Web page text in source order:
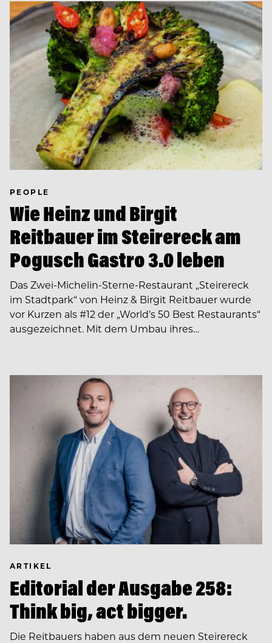
PEOPLE
Wie Heinz und Birgit
Reitbauer im Steirereck am
Pogusch Gastro 3.0 leben
Das Zwei-Michelin-Sterne-Restaurant „Steirereck
im Stadtpark“ von Heinz & Birgit Reitbauer wurde
vor Kurzen als #12 der „World’s 50 Best Restaurants“
ausgezeichnet. Mit dem Umbau ihres…
ARTIKEL
Editorial der Ausgabe 258:
Think big, act bigger.
Die Reitbauers haben aus dem neuen Steirereck